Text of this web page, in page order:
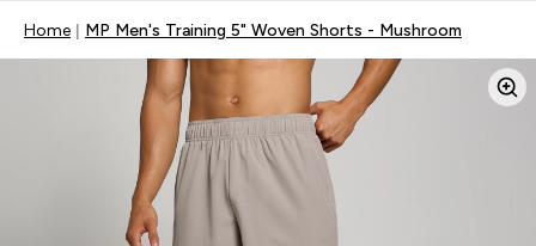
Home MP Men's Training 5" Woven Shorts - Mushroom